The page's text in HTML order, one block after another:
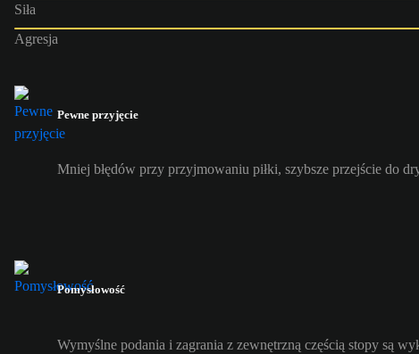
Siła
Agresja
Pewne przyjęcie
Mniej błędów przy przyjmowaniu piłki, szybsze przejście do
Pomysłowość
Wymyślne podania i zagrania z zewnętrzną częścią stopy są